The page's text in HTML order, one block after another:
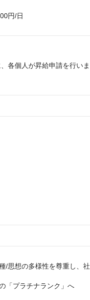
円/日
各個人が昇給申請を行いま
/思想の多様性を尊重し、社
「プラチナランク」へ